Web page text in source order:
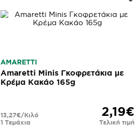
AMARETTI
Amaretti Minis Γκοφρετάκια με
Κρέμα Κακάο 165g
2,19€
Τελική τιμή
1 Τεμάχια
13,27€/Κιλό